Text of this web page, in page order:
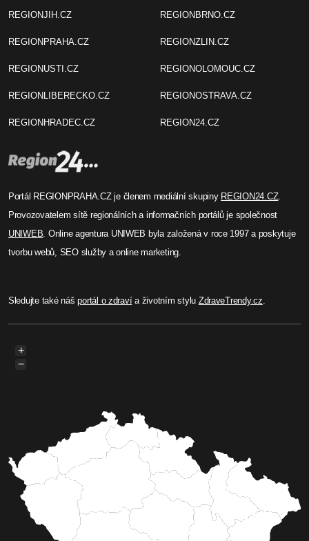
REGIONJIH.CZ
REGIONPRAHA.CZ
REGIONUSTI.CZ
REGIONLIBERECKO.CZ
REGIONHRADEC.CZ
REGIONBRNO.CZ
REGIONZLIN.CZ
REGIONOLOMOUC.CZ
REGIONOSTRAVA.CZ
REGION24.CZ
Portál REGIONPRAHA.CZ je členem mediální skupiny REGION24.CZ.
Provozovatelem sítě regionálních a informačních portálů je společnost
UNIWEB. Online agentura UNIWEB byla založená v roce 1997 a poskytuje
tvorbu webů, SEO služby a online marketing.
Sledujte také nášportál o zdravía životním stylu ZdraveTrendy.cz.
+
−